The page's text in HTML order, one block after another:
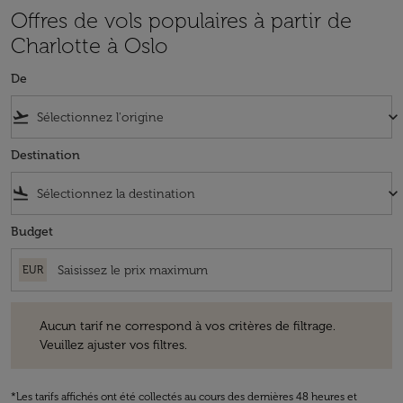
Offres de vols populaires à partir de
Charlotte à Oslo
De
flight_takeoff keyboard_arrow_down
Destination
flight_land keyboard_arrow_down
Budget
EUR
Aucun tarif ne correspond à vos critères de filtrage.
Veuillez ajuster vos filtres.
*Les tarifs affichés ont été collectés au cours des dernières 48 heures et